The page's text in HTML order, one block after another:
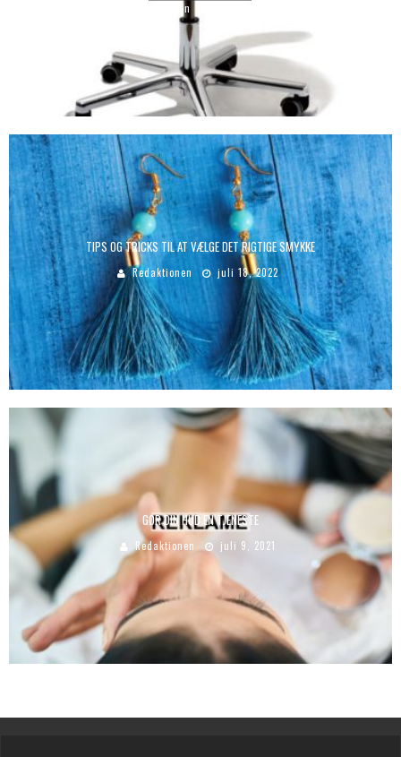
Redaktionen
TIPS OG TRICKS TIL AT VÆLGE DET RIGTIGE SMYKKE
Redaktionen juli 18, 2022
GØR DIN HUD EN TJENESTE
Redaktionen juli 9, 2021